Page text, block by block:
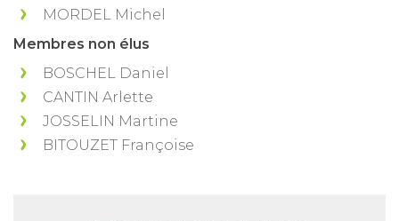
MORDEL Michel
Membres non élus
BOSCHEL Daniel
CANTIN Arlette
JOSSELIN Martine
BITOUZET Françoise